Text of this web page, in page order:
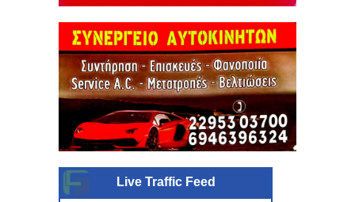
Live Traffic Feed